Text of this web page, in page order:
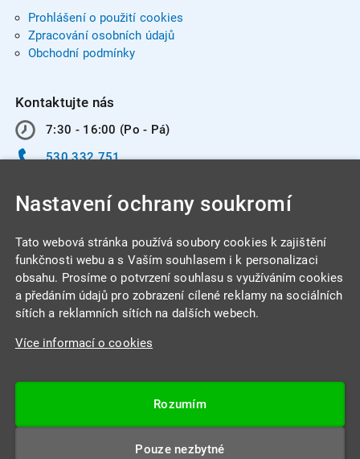
Prohlášení o použití cookies
Zpracování osobních údajů
Obchodní podmínky
Kontaktujte nás
7:30 - 16:00 (Po - Pá)
530 332 751
INTEGRA CENTRUM s.r.o.
Jabloňová 662/7
Datová schránka: 4beca6d
Nastavení ochrany soukromí
Tato webová stránka používá soubory cookies k zajištění
funkčnosti webu a s Vaším souhlasem i k personalizaci
obsahu. Prosíme o potvrzení souhlasu s využíváním cookies
a předáním údajů pro zobrazení cílené reklamy na sociálních
sítích a reklamních sítích na dalších webech.
Více informací o cookies
Rozumím
Pouze nezbytné